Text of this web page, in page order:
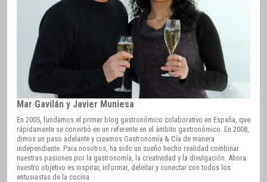
Mar Gavilán y Javier Muniesa
En 2005, fundamos el primer blog gastronómico colaborativo en España, que
rápidamente se convirtió en un referente en el ámbito gastronómico. En 2008,
dimos un paso adelante y creamos Gastronomía & Cía de manera
independiente. Para nosotros, ha sido un sueño hecho realidad combinar
nuestras pasiones por la gastronomía, la creatividad y la divulgación. Ahora
nuestro objetivo es inspirar, informar, deleitar y conectar con todos los
entusiastas de la cocina.